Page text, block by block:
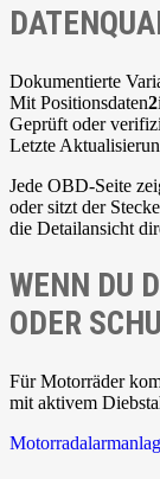
Dokumentierte
Mit Positionsdaten2
Geprüft oder
Letzte
Jede OBD-Seite
oder sitzt der
die Detailansicht
WENN DU
ODER
Für Motorräder
mit aktivem